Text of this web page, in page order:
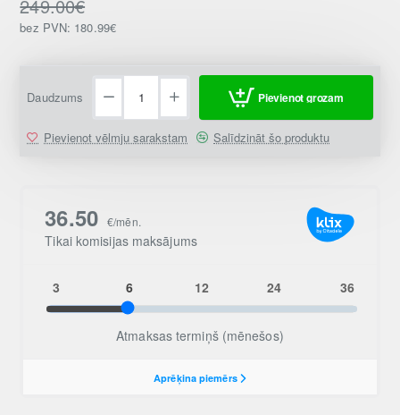
249.00€
bez PVN: 180.99€
Daudzums Pievienot grozam
Pievienot vēlmju sarakstam Salīdzināt šo produktu